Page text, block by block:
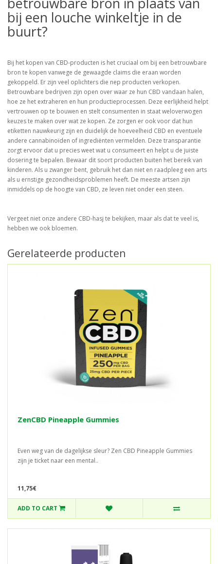
bij een louche winkeltje in de
buurt?
Bij het kopen van CBD-producten is het cruciaal om bij een betrouwbare
bron te kopen vanwege de gewaagde claims die eraan worden
gekoppeld. Er zijn veel oplichters die nep producten verkopen.
Betrouwbare bedrijven zijn open over waar ze hun CBD vandaan halen,
hoe ze het extraheren en hun productieprocessen. Deze eerlijkheid helpt
vertrouwen op te bouwen en stelt consumenten in staat weloverwogen
keuzes te maken over wat ze kopen. Ze zorgen er ook voor dat hun
etiketten nauwkeurig zijn en duidelijk de hoeveelheid CBD en eventuele
andere cannabinoïden of ingrediënten vermelden. Deze transparantie
zorgt ervoor dat u precies weet wat u consumeert en helpt u de juiste
dosering te bepalen. Bewaar dit soort producten buiten het bereik van
kinderen. Als u zwanger bent, gebruik het dan niet en raadpleeg een arts
als u ernstige gezondheidsproblemen heeft. De meeste artsen zijn
inmiddels op de hoogte van CBD, ze leven niet onder een steen.
Vergeet niet onze andere CBD-hasj te bekijken, maar als dat te veel is,
hebben we ook bloemen.
Gerelateerde producten
ZenCBD Pineapple Gummies
Even weg van de dagelijkse sleur? Zen CBD Pineapple Gummies
zijn je ticket naar een mental..
11,75€
ADD TO CART